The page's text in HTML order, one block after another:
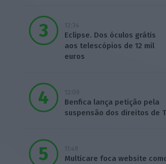
12:34
Eclipse. Dos óculos grátis
aos telescópios de 12 mil
euros
12:09
Benfica lança petição pela
suspensão dos direitos de
11:49
Multicare foca website